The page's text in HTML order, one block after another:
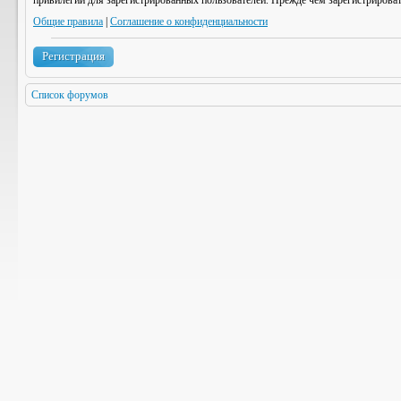
Общие правила Соглашение о конфиденциальности
Регистрация
Список форумов